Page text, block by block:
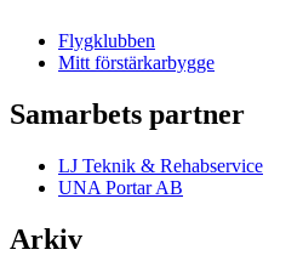
Flygklubben
Mitt förstärkarbygge
Samarbets partner
LJ Teknik & Rehabservice
UNA Portar AB
Arkiv